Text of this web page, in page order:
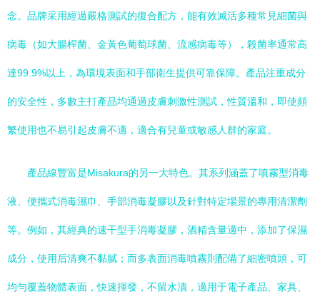
念。品牌采用經過嚴格測試的復合配方，能有效滅活多種常見細菌與
病毒（如大腸桿菌、金黃色葡萄球菌、流感病毒等），殺菌率通常高
達99.9%以上，為環境表面和手部衛生提供可靠保障。產品注重成分
的安全性，多數主打產品均通過皮膚刺激性測試，性質溫和，即使頻
繁使用也不易引起皮膚不適，適合有兒童或敏感人群的家庭。
產品線豐富是Misakura的另一大特色。其系列涵蓋了噴霧型消毒
液、便攜式消毒濕巾、手部消毒凝膠以及針對特定場景的專用清潔劑
等。例如，其經典的速干型手消毒凝膠，酒精含量適中，添加了保濕
成分，使用后清爽不黏膩；而多表面消毒噴霧則配備了細密噴頭，可
均勻覆蓋物體表面，快速揮發，不留水漬，適用于電子產品、家具、